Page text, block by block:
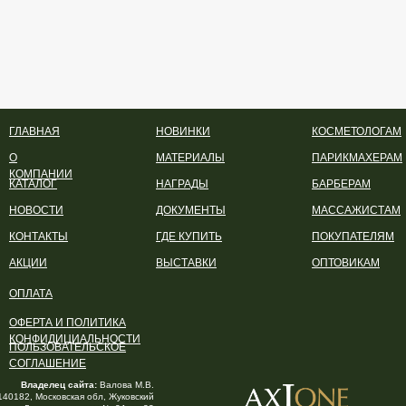
ГЛАВНАЯ
О
КОМПАНИИ
ОПЛАТА
ОФЕРТА И ПОЛИТИКА
КОНФИДИЦИАЛЬНОСТИ
ПОЛЬЗОВАТЕЛЬСКОЕ
СОГЛАШЕНИЕ
КАТАЛОГ
НОВОСТИ
НОВИНКИ
МАТЕРИАЛЫ
ГДЕ КУПИТЬ
КОНТАКТЫ
ОПТОВИКАМ
КОСМЕТОЛОГАМ
ПАРИКМАХЕРАМ
БАРБЕРАМ
МАССАЖИСТАМ
ПОКУПАТЕЛЯМ
Владелец сайта: Валова М.В.
Московская обл, Жуковский
НАГРАДЫ
ДОКУМЕНТЫ
АКЦИИ ВЫСТАВКИ